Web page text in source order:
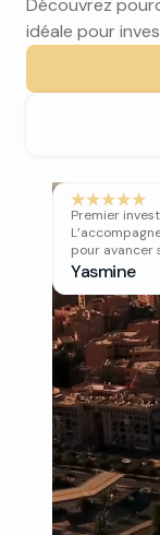
Découvrez
idéale pour
Premier
pour avancer
Yasmine